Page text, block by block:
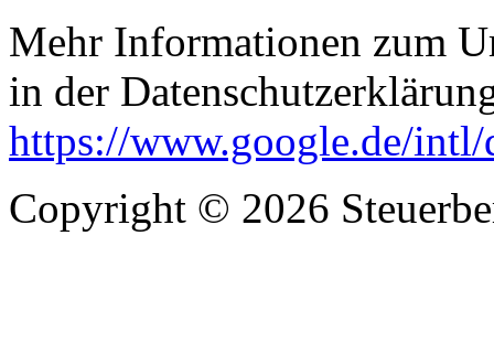
Mehr Informationen zum
in der
https://www.google.de/
Copyright © 2026